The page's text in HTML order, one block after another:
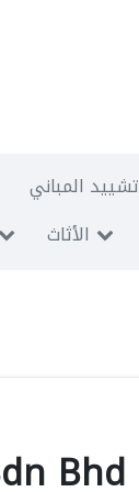
تشييد المباني
الأثاث
Bhd